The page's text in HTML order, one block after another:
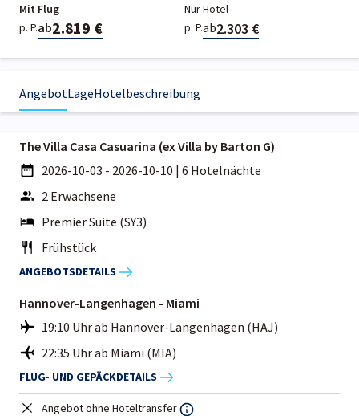
Mit Flug
p. P.ab2.819 €
Nur Hotel
p. P.ab2.303 €
AngebotLageHotelbeschreibung
The Villa Casa Casuarina (ex Villa by Barton G)
2026-10-03 - 2026-10-10 | 6 Hotelnächte
2 Erwachsene
Premier Suite (SY3)
Frühstück
ANGEBOTSDETAILS
Hannover-Langenhagen - Miami
19:10 Uhr ab Hannover-Langenhagen (HAJ)
22:35 Uhr ab Miami (MIA)
FLUG- UND GEPÄCKDETAILS
Angebot ohne Hoteltransfer